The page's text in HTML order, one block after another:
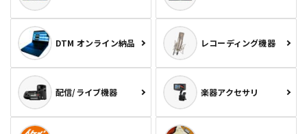
DTM オンライン納品 レコーディング機器
配信/ライブ機器 楽器アクセサリ